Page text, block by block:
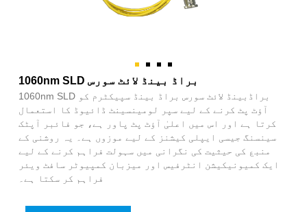
1060nm SLD براڈ بینڈ لائٹ سورس
1060nm SLD براڈبینڈ لائٹ سورس براڈ بینڈ سپیکٹرم کو
آؤٹ پٹ کرنے کے لیے سپر لومینسینٹ ڈائیوڈ کا استعمال
کرتا ہے اور اس میں اعلیٰ آؤٹ پٹ پاور ہے، جو فائبر آپٹک
سینسنگ جیسی ایپلی کیشنز کے لیے موزوں ہے۔ یہ روشنی کے
منبع کی حیثیت کی نگرانی میں سہولت فراہم کرنے کے لیے
ایک کمیونیکیشن انٹرفیس اور میزبان کمپیوٹر سافٹ ویئر
فراہم کر سکتا ہے۔